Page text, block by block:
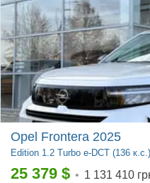
Opel Frontera 2025
Edition 1.2 Turbo e-DCT (136
25 379 $ • 1 131 410